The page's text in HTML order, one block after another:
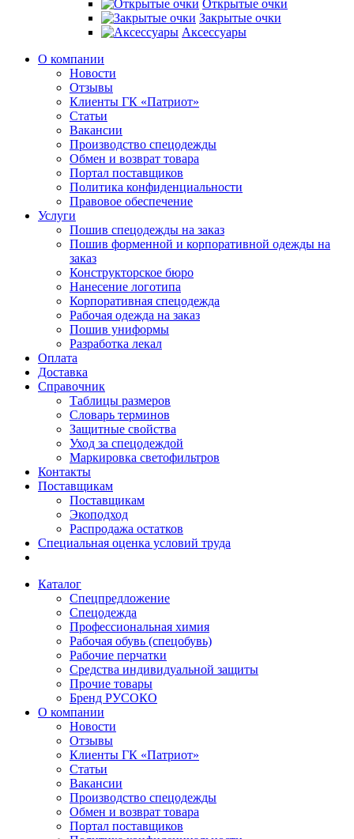
Открытые очки
Закрытые очки
Аксессуары
О компании
Новости
Отзывы
Клиенты ГК «Патриот»
Статьи
Вакансии
Производство спецодежды
Обмен и возврат товара
Портал поставщиков
Политика конфиденциальности
Правовое обеспечение
Услуги
Пошив спецодежды на заказ
Пошив форменной и корпоративной одежды на
заказ
Конструкторское бюро
Нанесение логотипа
Корпоративная спецодежда
Рабочая одежда на заказ
Пошив униформы
Разработка лекал
Оплата
Доставка
Справочник
Таблицы размеров
Словарь терминов
Защитные свойства
Уход за спецодеждой
Маркировка светофильтров
Контакты
Поставщикам
Поставщикам
Экоподход
Распродажа остатков
Специальная оценка условий труда
Каталог
Спецпредложение
Спецодежда
Профессиональная химия
Рабочая обувь (спецобувь)
Рабочие перчатки
Средства индивидуальной защиты
Прочие товары
Бренд РУСОКО
О компании
Новости
Отзывы
Клиенты ГК «Патриот»
Статьи
Вакансии
Производство спецодежды
Обмен и возврат товара
Портал поставщиков